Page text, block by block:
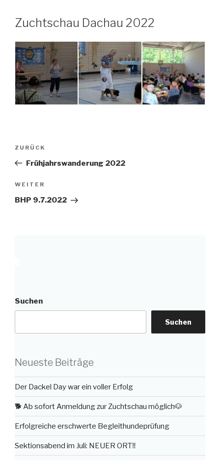
Zuchtschau Dachau 2022
Beitragsnavigation
Vorheriger
Beitrag
ZURÜCK
Frühjahrswanderung 2022
Nächster
Beitrag
WEITER
BHP 9.7.2022
Suchen
Suchen
Neueste Beiträge
Der Dackel Day war ein voller Erfolg
🐕 Ab sofort Anmeldung zur Zuchtschau möglich🐶
Erfolgreiche erschwerte Begleithundeprüfung
Sektionsabend im Juli: NEUER ORT‼️